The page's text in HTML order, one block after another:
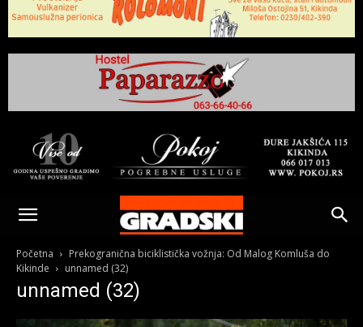
Gradski
Online
Kikinda
Početna
Prekogranična biciklistička vožnja: Od Malog Komluša do
Kikinde
unnamed (32)
unnamed (32)